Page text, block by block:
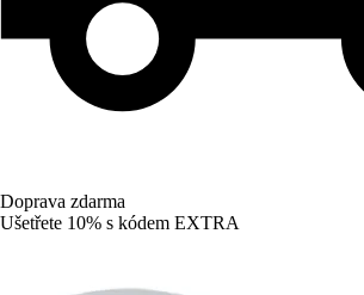
Doprava zdarma
Ušetřete 10% s kódem EXTRA